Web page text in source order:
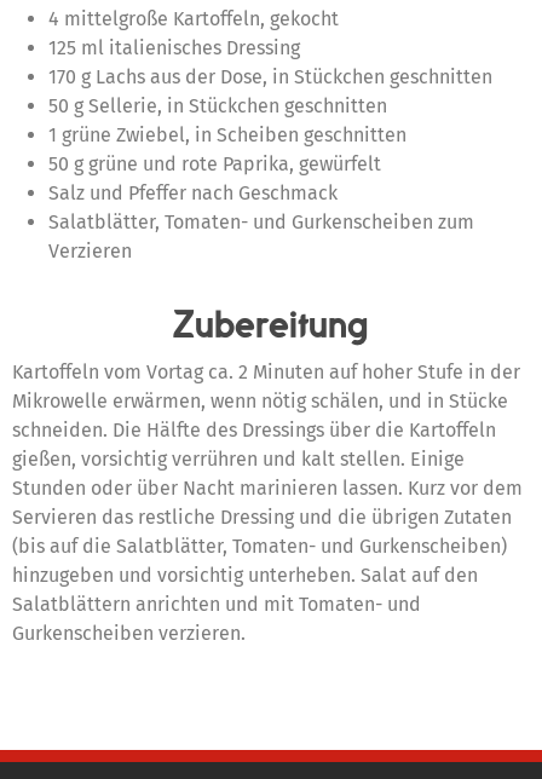
4 mittelgroße Kartoffeln, gekocht
125 ml italienisches Dressing
170 g Lachs aus der Dose, in Stückchen geschnitten
50 g Sellerie, in Stückchen geschnitten
1 grüne Zwiebel, in Scheiben geschnitten
50 g grüne und rote Paprika, gewürfelt
Salz und Pfeffer nach Geschmack
Salatblätter, Tomaten- und Gurkenscheiben zum
Verzieren
Zubereitung
Kartoffeln vom Vortag ca. 2 Minuten auf hoher Stufe in der
Mikrowelle erwärmen, wenn nötig schälen, und in Stücke
schneiden. Die Hälfte des Dressings über die Kartoffeln
gießen, vorsichtig verrühren und kalt stellen. Einige
Stunden oder über Nacht marinieren lassen. Kurz vor dem
Servieren das restliche Dressing und die übrigen Zutaten
(bis auf die Salatblätter, Tomaten- und Gurkenscheiben)
hinzugeben und vorsichtig unterheben. Salat auf den
Salatblättern anrichten und mit Tomaten- und
Gurkenscheiben verzieren.